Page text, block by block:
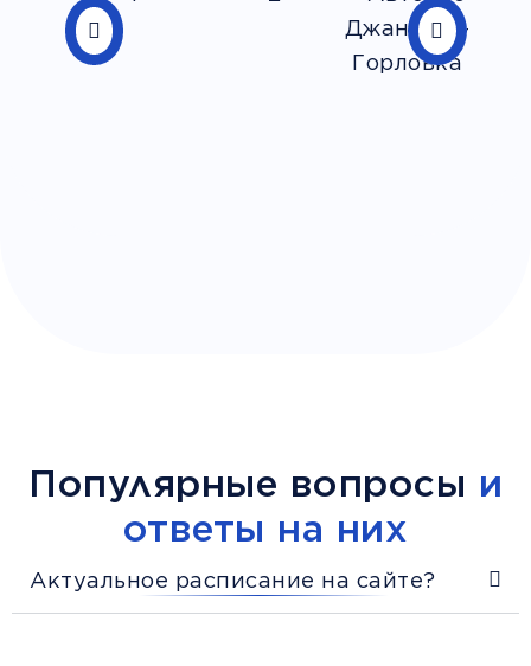
Популярные вопросы и
ответы на них
Актуальное расписание на сайте?